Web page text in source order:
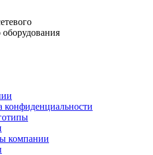
конфиденциальности
компании